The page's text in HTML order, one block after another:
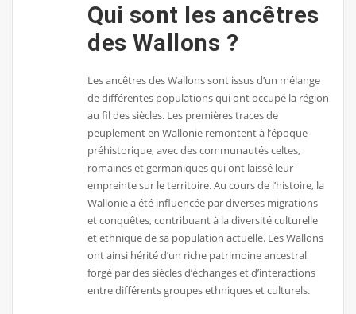
Qui sont les ancêtres
des Wallons ?
Les ancêtres des Wallons sont issus d’un mélange
de différentes populations qui ont occupé la région
au fil des siècles. Les premières traces de
peuplement en Wallonie remontent à l’époque
préhistorique, avec des communautés celtes,
romaines et germaniques qui ont laissé leur
empreinte sur le territoire. Au cours de l’histoire, la
Wallonie a été influencée par diverses migrations
et conquêtes, contribuant à la diversité culturelle
et ethnique de sa population actuelle. Les Wallons
ont ainsi hérité d’un riche patrimoine ancestral
forgé par des siècles d’échanges et d’interactions
entre différents groupes ethniques et culturels.